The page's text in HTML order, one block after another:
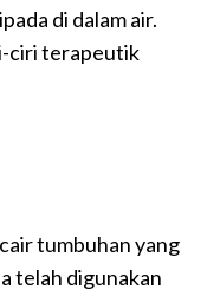
di dalam air.
ciri terapeutik
tumbuhan yang
telah digunakan